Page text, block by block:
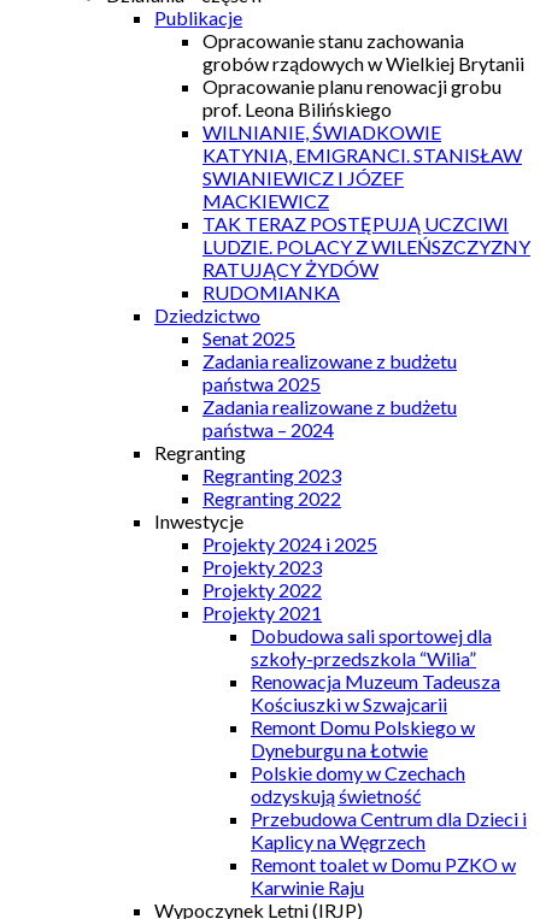
Publikacje
Opracowanie stanu zachowania
grobów rządowych w Wielkiej Brytanii
Opracowanie planu renowacji grobu
prof. Leona Bilińskiego
WILNIANIE, ŚWIADKOWIE
KATYNIA, EMIGRANCI. STANISŁAW
SWIANIEWICZ I JÓZEF
MACKIEWICZ
TAK TERAZ POSTĘPUJĄ UCZCIWI
LUDZIE. POLACY Z WILEŃSZCZYZNY
RATUJĄCY ŻYDÓW
RUDOMIANKA
Dziedzictwo
Senat 2025
Zadania realizowane z budżetu
państwa 2025
Zadania realizowane z budżetu
państwa – 2024
Regranting
Regranting 2023
Regranting 2022
Inwestycje
Projekty 2024 i 2025
Projekty 2023
Projekty 2022
Projekty 2021
Dobudowa sali sportowej dla
szkoły-przedszkola “Wilia”
Renowacja Muzeum Tadeusza
Kościuszki w Szwajcarii
Remont Domu Polskiego w
Dyneburgu na Łotwie
Polskie domy w Czechach
odzyskują świetność
Przebudowa Centrum dla Dzieci i
Kaplicy na Węgrzech
Remont toalet w Domu PZKO w
Karwinie Raju
Wypoczynek Letni (IRJP)